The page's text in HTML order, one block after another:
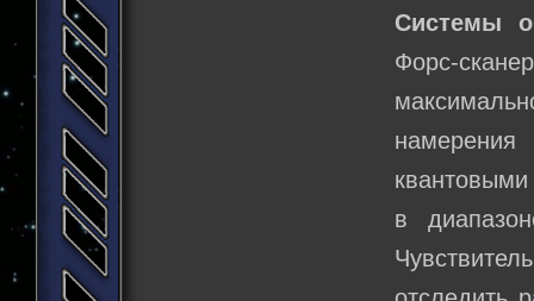
Системы
Форс-
в